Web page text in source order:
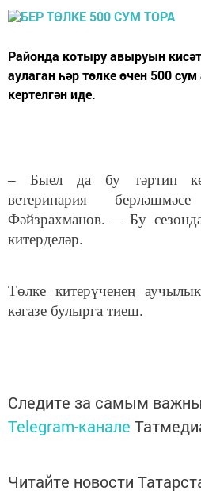
Районда котыру авыруын
аулаган һәр төлке өчен 500 сум
кертелгән иде.
– Быел да бу тәртип
ветеринария
Фәйзрахманов. – Бу
китерделәр.
Төлке китерүченең
кәгазе булырга тиеш.
Следите за самым
Telegram-канале
Читайте новости